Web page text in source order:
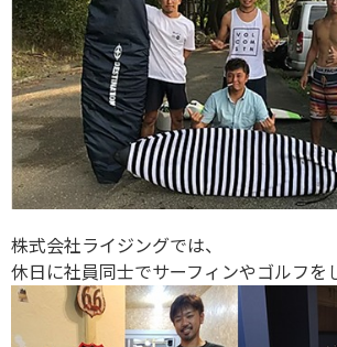
株式会社ライジングでは、
休日に社員同士でサーフィンやゴルフを